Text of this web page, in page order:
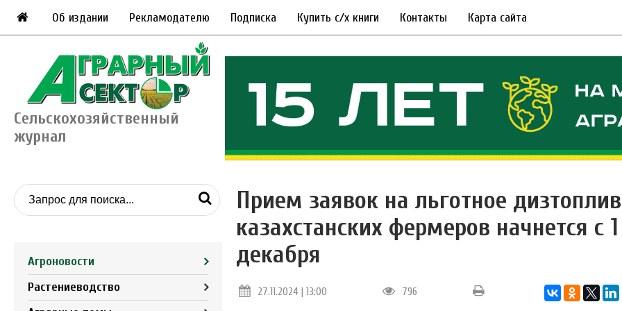
Об издании Рекламодателю Подписка Купить с/х книги Контакты Карта сайта
Сельскохозяйственный
журнал
Агроновости
Растениеводство
Прием заявок на льготное
казахстанских фермеров начнется с 1
декабря
27.11.2024 | 13:00 796